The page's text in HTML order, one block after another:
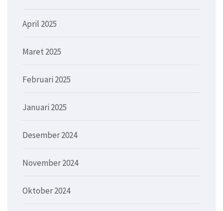
April 2025
Maret 2025
Februari 2025
Januari 2025
Desember 2024
November 2024
Oktober 2024